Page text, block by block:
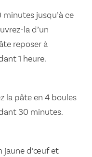
minutes jusqu’à ce
la d’un
reposer à
1 heure.
la pâte en 4 boules
30 minutes.
jaune d’œuf et